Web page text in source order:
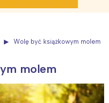
Wolę być książkowym molem
molem